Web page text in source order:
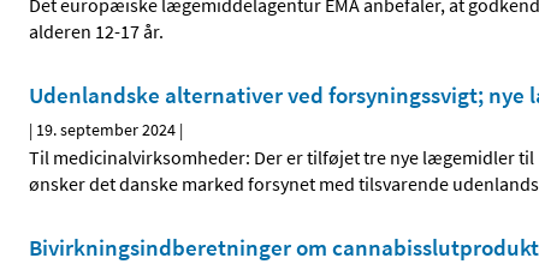
Det europæiske lægemiddelagentur EMA anbefaler, at
alderen 12-17 år.
Udenlandske alternativer ved forsyningssvigt;
| 19. september 2024 |
Til medicinalvirksomheder: Der er tilføjet tre nye lægemidler
ønsker det danske marked forsynet med tilsvarende
Bivirkningsindberetninger om